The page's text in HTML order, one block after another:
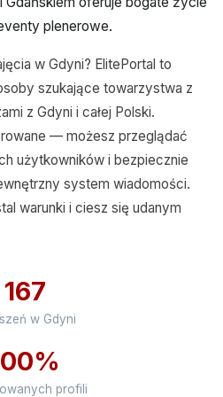
plenerowe.
w Gdyni? ElitePortal to
szukające towarzystwa z
z Gdyni i całej Polski.
— możesz przeglądać
użytkowników i bezpiecznie
system wiadomości.
warunki i ciesz się udanym
167
w Gdyni
profili